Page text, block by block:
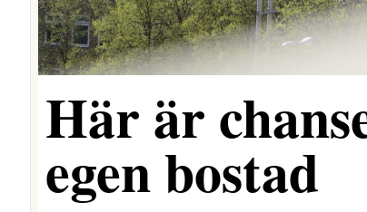
Här är
egen bostad